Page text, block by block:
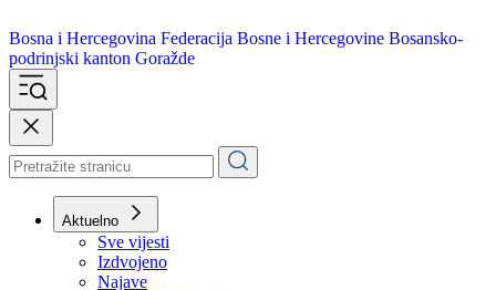
Bosna i Hercegovina
podrinjski kanton Goražde
Aktuelno